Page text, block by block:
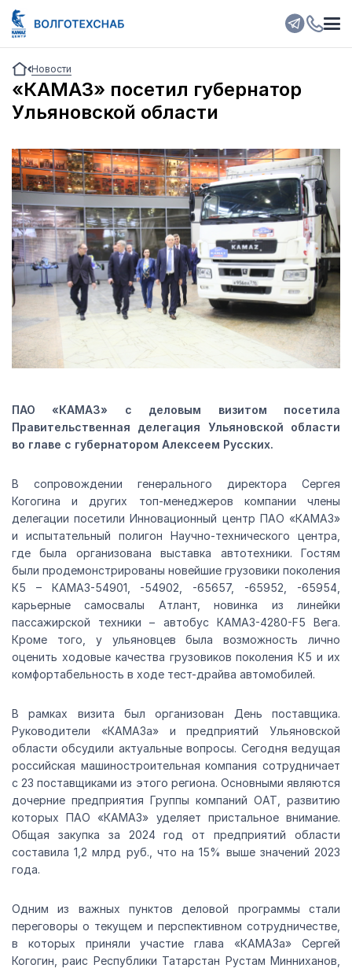
Новости
«КАМАЗ» посетил губернатор
Ульяновской области
ПАО «КАМАЗ» с деловым визитом посетила
Правительственная делегация Ульяновской области
во главе с губернатором Алексеем Русских.
В сопровождении генерального директора Сергея
Когогина и других топ-менеджеров компании члены
делегации посетили Инновационный центр ПАО «КАМАЗ»
и испытательный полигон Научно-технического центра,
где была организована выставка автотехники. Гостям
были продемонстрированы новейшие грузовики поколения
К5 – КАМАЗ-54901, -54902, -65657, -65952, -65954,
карьерные самосвалы Атлант, новинка из линейки
пассажирской техники – автобус КАМАЗ-4280-F5 Вега.
Кроме того, у ульяновцев была возможность лично
оценить ходовые качества грузовиков поколения К5 и их
комфортабельность в ходе тест-драйва автомобилей.
В рамках визита был организован День поставщика.
Руководители «КАМАЗа» и предприятий Ульяновской
области обсудили актуальные вопросы. Сегодня ведущая
российская машиностроительная компания сотрудничает
с 23 поставщиками из этого региона. Основными являются
дочерние предприятия Группы компаний ОАТ, развитию
которых ПАО «КАМАЗ» уделяет пристальное внимание.
Общая закупка за 2024 год от предприятий области
составила 1,2 млрд руб., что на 15% выше значений 2023
года.
Одним из важных пунктов деловой программы стали
переговоры о текущем и перспективном сотрудничестве,
в которых приняли участие глава «КАМАЗа» Сергей
Когогин, раис Республики Татарстан Рустам Минниханов,